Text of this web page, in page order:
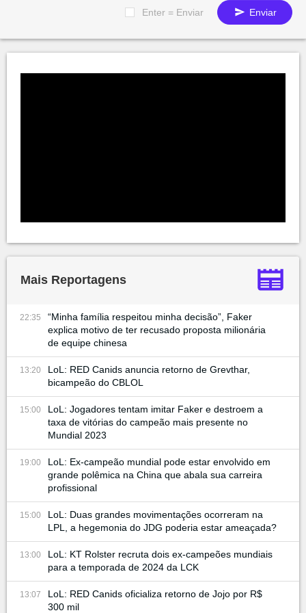
Enter = Enviar Enviar
Mais Reportagens
22:35
“Minha família respeitou minha decisão”, Faker
explica motivo de ter recusado proposta milionária
de equipe chinesa
13:20
LoL: RED Canids anuncia retorno de Grevthar,
bicampeão do CBLOL
15:00
LoL: Jogadores tentam imitar Faker e destroem a
taxa de vitórias do campeão mais presente no
Mundial 2023
19:00
LoL: Ex-campeão mundial pode estar envolvido em
grande polêmica na China que abala sua carreira
profissional
15:00
LoL: Duas grandes movimentações ocorreram na
LPL, a hegemonia do JDG poderia estar ameaçada?
13:00
LoL: KT Rolster recruta dois ex-campeões mundiais
para a temporada de 2024 da LCK
13:07
LoL: RED Canids oficializa retorno de Jojo por R$
300 mil